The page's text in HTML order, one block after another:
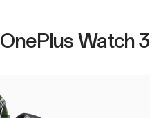
Specs
OnePlus Watch 3